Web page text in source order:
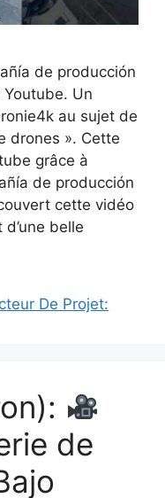
de producción
Un
au sujet de
drones ». Cette
grâce à
de producción
cette vidéo
belle
De Projet:
de